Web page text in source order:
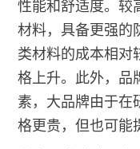
性能和舒适度。较
材料，具备更强的
类材料的成本相对
格上升。此外，品
素，大品牌由于在
格更贵，但也可能